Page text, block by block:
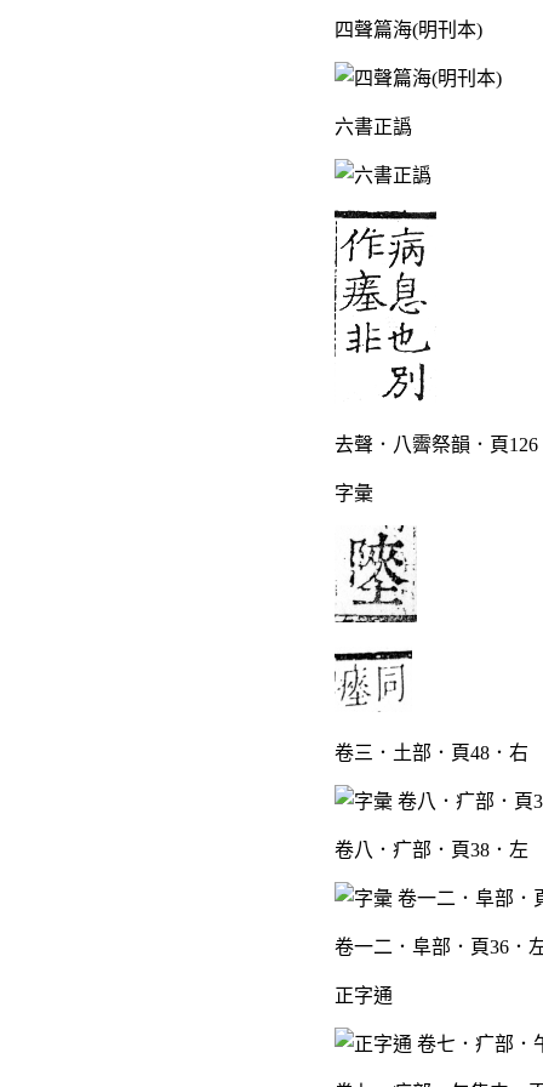
四聲篇海(明刊本)
六書正譌
去聲．八霽祭韻．頁126
字彙
卷三．土部．頁48．右
卷八．疒部．頁38．左
卷一二．阜部．頁36．
正字通